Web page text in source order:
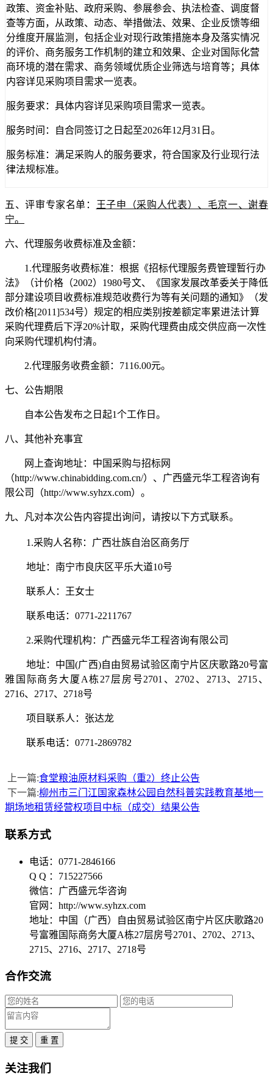
政策、资金补贴、政府采购、参展参会、执法检查、调度督
查等方面，从政策、动态、举措做法、效果、企业反馈等细
分维度开展监测，包括企业对现行政策措施本身及落实情况
的评价、商务服务工作机制的建立和效果、企业对国际化营
商环境的潜在需求、商务领域优质企业筛选与培育等；具体
内容详见采购项目需求一览表。
服务要求：具体内容详见采购项目需求一览表。
服务时间：自合同签订之日起至2026年12月31日。
服务标准：满足采购人的服务要求，符合国家及行业现行法
律法规标准。
五、评审专家名单：
王子申（采购人代表）、毛京一、谢春
宁。
六、代理服务收费标准及金额：
1.代理服务收费标准： 根据《招标代理服务费管理暂行办
法》（计价格（2002）1980号文、《国家发展改革委关于降低
部分建设项目收费标准规范收费行为等有关问题的通知》（发
改价格[2011]534号）规定的相应类别按差额定率累进法计算
采购代理费后下浮20%计取，采购代理费由成交供应商一次性
向采购代理机构付清。
2.代理服务收费金额：7116.00元。
七、公告期限
自本公告发布之日 起1个工作日。
八、 其他补充事宜
网上查询地址：中国采购与招标网
（http://www.chinabidding.com.cn/）、广西盛元华工程咨询有
限公司（http://www.syhzx.com）。
九、凡对本次公告内容提出询问，请按以下方式联系。
1.采购人名称：广西壮族自治区商务厅
地址：南宁市良庆区平乐大道10号
联系人： 王女士
联系电话： 0771-2211767
2.采购代理机构：广西盛元华工程咨询有限公司
地址：中国(广西)自由贸易试验区南宁片区庆歌路20号富
雅国际商务大厦A栋27层房号2701、2702、2713、2715、
2716、2717、2718号
项目联系人：张达龙
联系电话： 0771-2869782
上一篇:食堂粮油原材料采购（重2）终止公告
下一篇:柳州市三门江国家森林公园自然科普实践教育基地一
期场地租赁经营权项目中标（成交）结果公告
联系方式
电话：0771-2846166
Q Q ：715227566
微信：广西盛元华咨询
官网：http://www.syhzx.com
地址：中国（广西）自由贸易试验区南宁片区庆歌路20
号富雅国际商务大厦A栋27层房号2701、2702、2713、
2715、2716、2717、2718号
合作交流
提 交 重 置
关注我们